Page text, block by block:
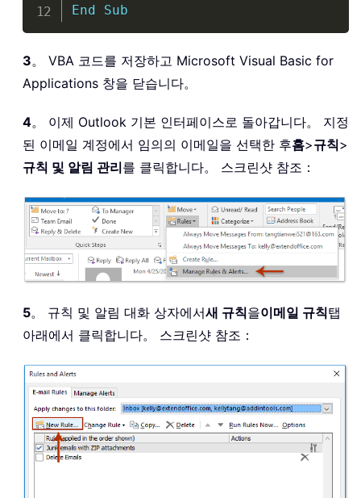
End
Sub
3。 VBA 코드를 저장하고 Microsoft Visual Basic for
Applications 창을 닫습니다。
4。 이제 Outlook 기본 인터페이스로 돌아갑니다。 지정
된 이메일 계정에서 임의의 이메일을 선택한 후홈>규칙>
규칙 및 알림 관리를 클릭합니다。 스크린샷 참조：
5。 규칙 및 알림 대화 상자에서새 규칙을이메일 규칙탭
아래에서 클릭합니다。 스크린샷 참조：